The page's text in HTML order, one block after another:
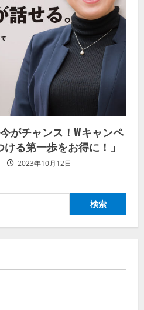
がチャンス！Wキャンペ
る第一歩をお得に！」
2023年10月12日